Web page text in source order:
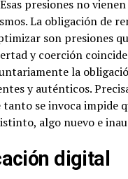
presiones no
La obligación de
son presiones
y coerción
la
y auténticos.
se invoca impide
algo nuevo e
digital